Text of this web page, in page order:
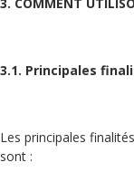
3.1. Principales
Les principales
sont :